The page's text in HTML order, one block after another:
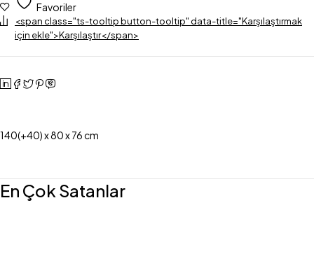
Favoriler
<span class="ts-tooltip button-tooltip" data-title="Karşılaştırmak
için ekle">Karşılaştır</span>
140(+40) x 80 x 76 cm
En Çok Satanlar